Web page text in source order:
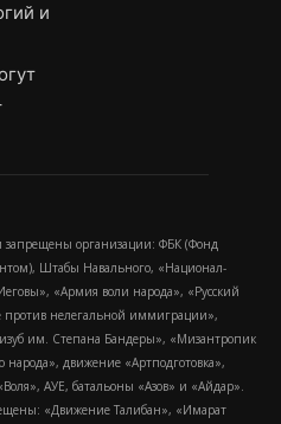
и
запрещены организации: ФБК (Фонд
Штабы Навального, «Национал-
«Армия воли народа», «Русский
нелегальной иммиграции»,
им. Степана Бандеры», «Мизантропик
движение «Артподготовка»,
АУЕ, батальоны «Азов» и «Айдар».
«Движение Талибан», «Имарат